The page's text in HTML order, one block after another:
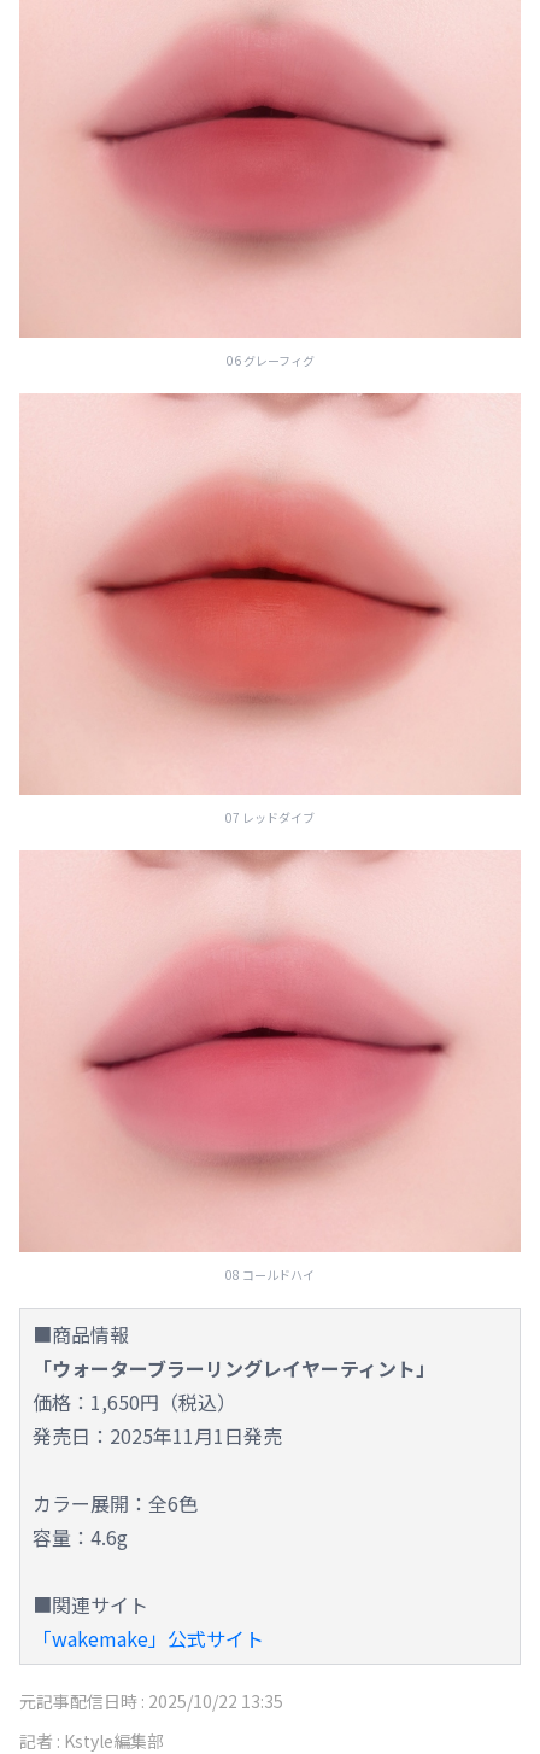
06 グレーフィグ
07 レッドダイブ
08 コールドハイ
■商品情報
「ウォーターブラーリングレイヤーティント」
価格：1,650円（税込）
発売日：2025年11月1日発売
カラー展開：全6色
容量：4.6g
■関連サイト
「wakemake」公式サイト
元記事配信日時 : 2025/10/22 13:35
記者 : Kstyle編集部